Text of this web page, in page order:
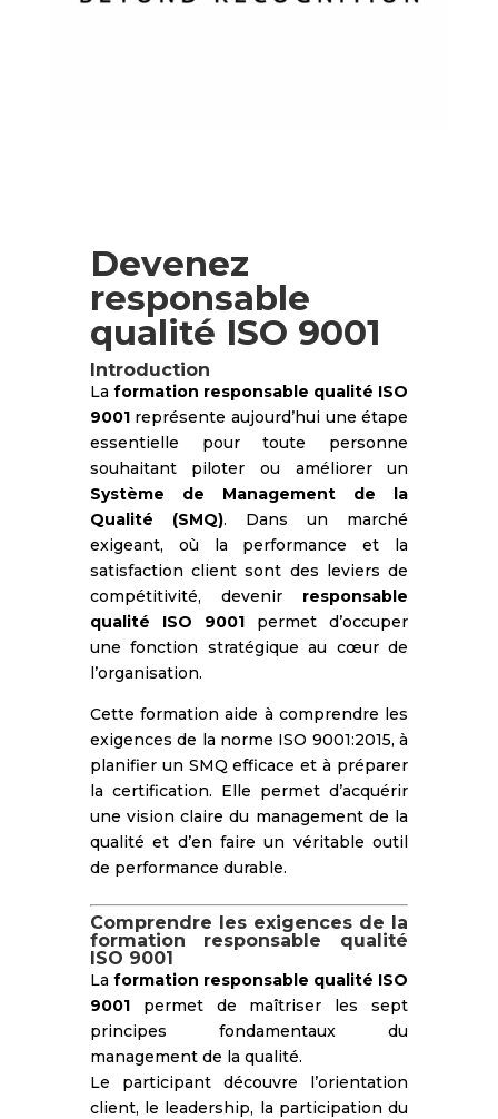
Devenez
responsable
qualité ISO 9001
Introduction
La formation responsable qualité ISO
9001représente aujourd’hui une étape
essentielle pour toute personne
souhaitant piloter ou améliorer un
Système de Management de la
Qualité (SMQ). Dans un marché
exigeant, où la performance et la
satisfaction client sont des leviers de
compétitivité, devenir responsable
qualité ISO 9001 permet d’occuper
une fonction stratégique au cœur de
l’organisation.
Cette formation aide à comprendre les
exigences de la norme ISO 9001:2015, à
planifier un SMQ efficace et à préparer
la certification. Elle permet d’acquérir
une vision claire du management de la
qualité et d’en faire un véritable outil
de performance durable.
Comprendre les exigences de la
formation responsable qualité
ISO 9001
La formation responsable qualité ISO
9001permet de maîtriser les sept
principes fondamentaux du
management de la qualité.
Le participant découvre l’orientation
client, le leadership, la participation du